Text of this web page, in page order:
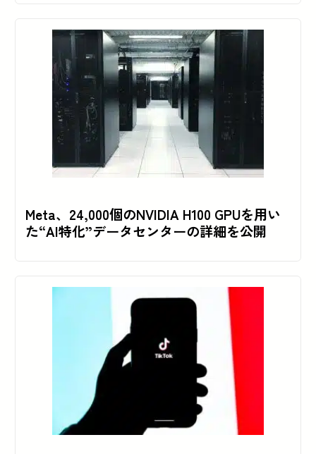
Meta、24,000個のNVIDIA H100 GPUを用い
た“AI特化”データセンターの詳細を公開